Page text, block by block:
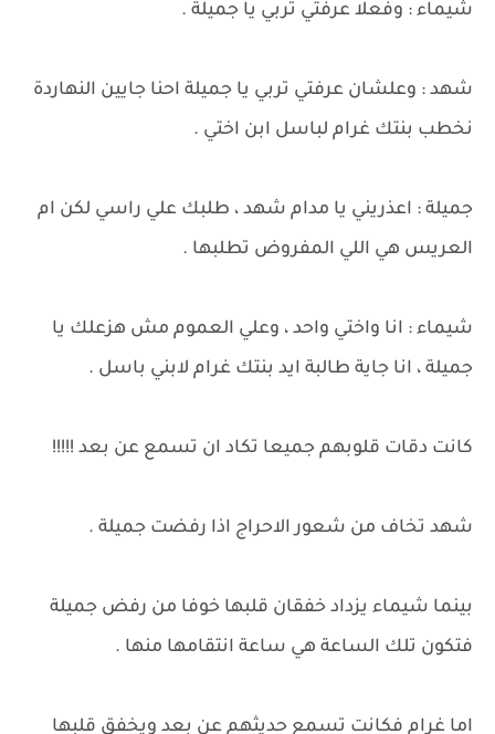
شيماء : وفعلا عرفتي تربي يا جميلة .
شهد : وعلشان عرفتي تربي يا جميلة احنا جايين النهاردة
نخطب بنتك غرام لباسل ابن اختي .
جميلة : اعذريني يا مدام شهد ، طلبك علي راسي لكن ام
العريس هي اللي المفروض تطلبها .
شيماء : انا واختي واحد ، وعلي العموم مش هزعلك يا
جميلة ، انا جاية طالبة ايد بنتك غرام لابني باسل .
كانت دقات قلوبهم جميعا تكاد ان تسمع عن بعد !!!!!
شهد تخاف من شعور الاحراج اذا رفضت جميلة .
بينما شيماء يزداد خفقان قلبها خوفا من رفض جميلة
فتكون تلك الساعة هي ساعة انتقامها منها .
اما غرام فكانت تسمع حديثهم عن بعد ويخفق قلبها